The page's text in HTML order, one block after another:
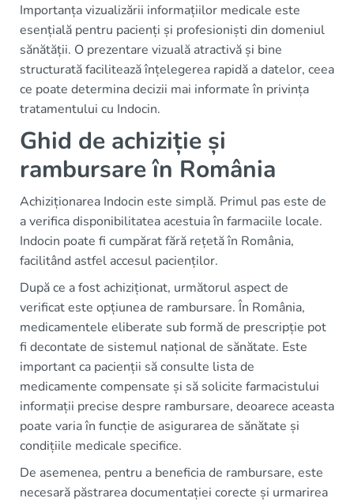
Importanța vizualizării informațiilor medicale este
esențială pentru pacienți și profesioniști din domeniul
sănătății. O prezentare vizuală atractivă și bine
structurată facilitează înțelegerea rapidă a datelor, ceea
ce poate determina decizii mai informate în privința
tratamentului cu Indocin.
Ghid de achiziție și
rambursare în România
Achiziționarea Indocin este simplă. Primul pas este de
a verifica disponibilitatea acestuia în farmaciile locale.
Indocin poate fi cumpărat fără rețetă în România,
facilitând astfel accesul pacienților.
După ce a fost achiziționat, următorul aspect de
verificat este opțiunea de rambursare. În România,
medicamentele eliberate sub formă de prescripție pot
fi decontate de sistemul național de sănătate. Este
important ca pacienții să consulte lista de
medicamente compensate și să solicite farmacistului
informații precise despre rambursare, deoarece aceasta
poate varia în funcție de asigurarea de sănătate și
condițiile medicale specifice.
De asemenea, pentru a beneficia de rambursare, este
necesară păstrarea documentației corecte și urmarirea